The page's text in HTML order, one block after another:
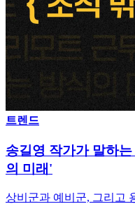
트렌드
송길영 작가가 말하
의 미래'
상비군과 예비군, 그리고